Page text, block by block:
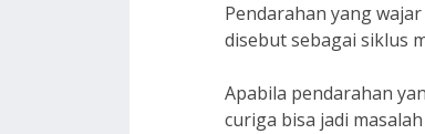
Pendarahan yang
disebut sebagai siklus
Apabila pendarahan
curiga bisa jadi